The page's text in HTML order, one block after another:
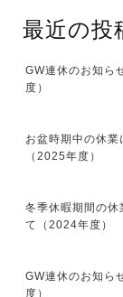
最近の投
GW連休のお知ら
度）
お盆時期中の休業
（2025年度）
冬季休暇期間の休
て（2024年度）
GW連休のお知ら
度）